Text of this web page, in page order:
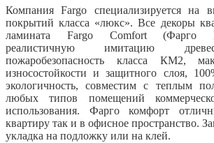
Компания Fargo специализируется на
покрытий класса «люкс». Все декоры
ламината Fargo Comfort (Фарго
реалистичную имитацию
пожаробезопасность класса КМ2,
износостойкости и защитного слоя,
экологичность, совместим с теплым
любых типов помещений
использования. Фарго комфорт
квартиру так и в офисное пространство.
укладка на подложку или на клей.